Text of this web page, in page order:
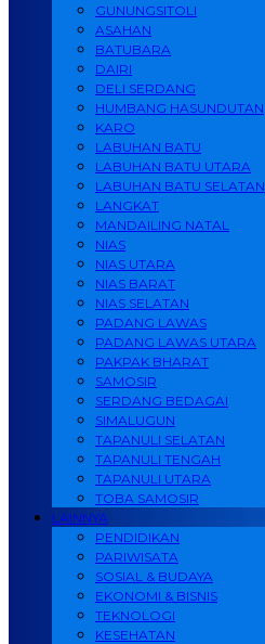
GUNUNGSITOLI
ASAHAN
BATUBARA
DAIRI
DELI SERDANG
HUMBANG HASUNDUTAN
KARO
LABUHAN BATU
LABUHAN BATU UTARA
LABUHAN BATU SELATAN
LANGKAT
MANDAILING NATAL
NIAS
NIAS UTARA
NIAS BARAT
NIAS SELATAN
PADANG LAWAS
PADANG LAWAS UTARA
PAKPAK BHARAT
SAMOSIR
SERDANG BEDAGAI
SIMALUGUN
TAPANULI SELATAN
TAPANULI TENGAH
TAPANULI UTARA
TOBA SAMOSIR
LAINNYA
PENDIDIKAN
PARIWISATA
SOSIAL & BUDAYA
EKONOMI & BISNIS
TEKNOLOGI
KESEHATAN